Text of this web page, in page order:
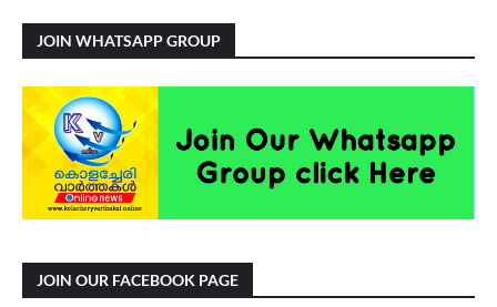
JOIN WHATSAPP GROUP
JOIN OUR FACEBOOK PAGE